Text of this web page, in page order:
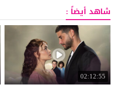
شاهد أيضاً :
02:12:55